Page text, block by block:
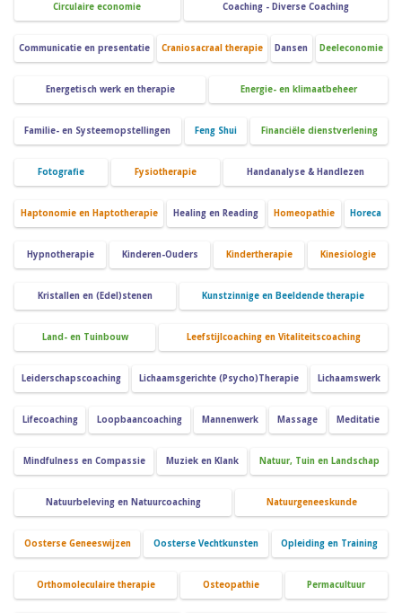
Circulaire economie Coaching - Diverse Coaching
Communicatie en presentatie Craniosacraal therapie Dansen Deeleconomie
Energetisch werk en therapie Energie- en klimaatbeheer
Familie- en Systeemopstellingen Feng Shui Financiële dienstverlening
Fotografie Fysiotherapie Handanalyse & Handlezen
Haptonomie en Haptotherapie Healing en Reading Homeopathie Horeca
Hypnotherapie Kinderen-Ouders Kindertherapie Kinesiologie
Kristallen en (Edel)stenen Kunstzinnige en Beeldende therapie
Land- en Tuinbouw Leefstijlcoaching en Vitaliteitscoaching
Leiderschapscoaching Lichaamsgerichte (Psycho)Therapie Lichaamswerk
Lifecoaching Loopbaancoaching Mannenwerk Massage Meditatie
Mindfulness en Compassie Muziek en Klank Natuur, Tuin en Landschap
Natuurbeleving en Natuurcoaching Natuurgeneeskunde
Oosterse Geneeswijzen Oosterse Vechtkunsten Opleiding en Training
Orthomoleculaire therapie Osteopathie Permacultuur